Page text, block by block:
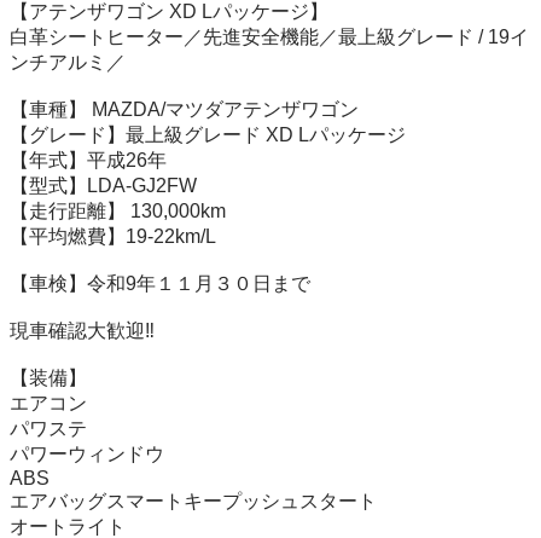
【アテンザワゴン XD Lパッケージ】
白革シートヒーター／先進安全機能／最上級グレード / 19イ
ンチアルミ／
【車種】 MAZDA/マツダアテンザワゴン
【グレード】最上級グレード XD Lパッケージ
【年式】平成26年
【型式】LDA-GJ2FW
【走行距離】 130,000km
【平均燃費】19-22km/L
【車検】令和9年１１月３０日まで
現車確認大歓迎‼︎
【装備】
エアコン
パワステ
パワーウィンドウ
ABS
エアバッグスマートキープッシュスタート
オートライト